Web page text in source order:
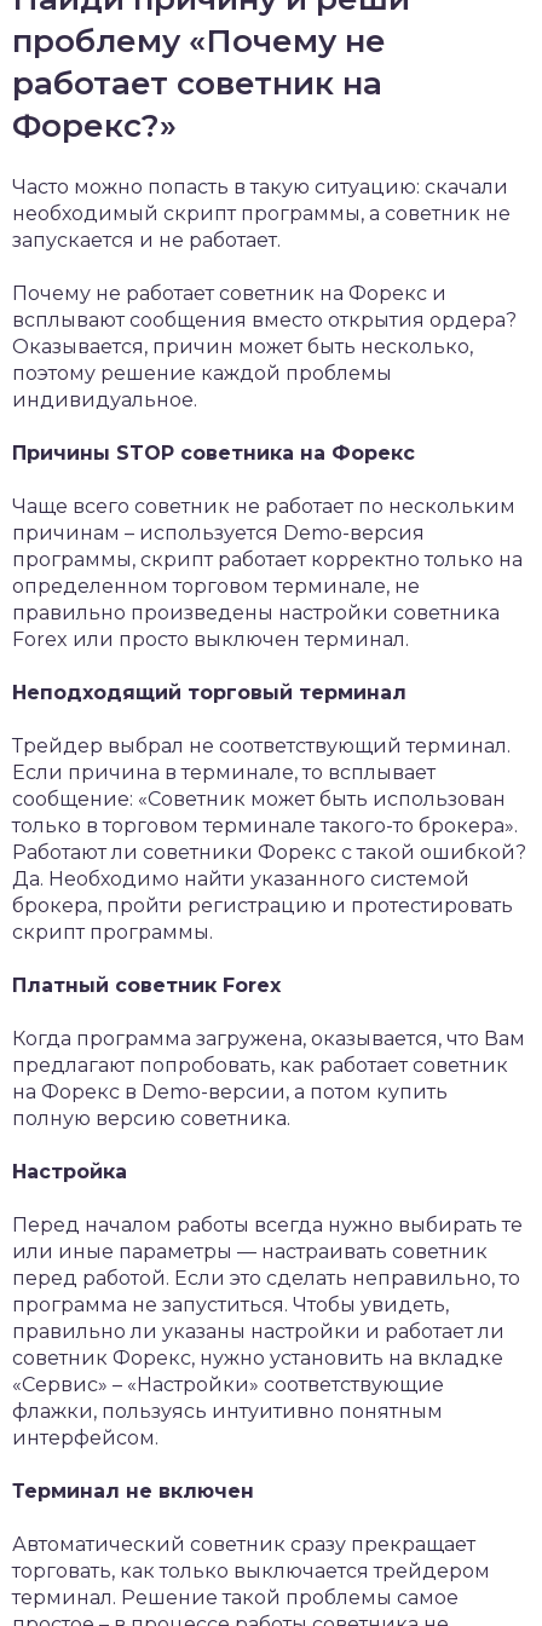
проблему «Почему не
работает советник на
Форекс?»
Часто можно попасть в такую ситуацию: скачали
необходимый скрипт программы, а советник не
запускается и не работает.
Почему не работает советник на Форекс и
всплывают сообщения вместо открытия ордера?
Оказывается, причин может быть несколько,
поэтому решение каждой проблемы
индивидуальное.
Причины STOP советника на Форекс
Чаще всего советник не работает по нескольким
причинам – используется Demo-версия
программы, скрипт работает корректно только на
определенном торговом терминале, не
правильно произведены настройки советника
Forex или просто выключен терминал.
Неподходящий торговый терминал
Трейдер выбрал не соответствующий терминал.
Если причина в терминале, то всплывает
сообщение: «Советник может быть использован
только в торговом терминале такого-то брокера».
Работают ли советники Форекс с такой ошибкой?
Да. Необходимо найти указанного системой
брокера, пройти регистрацию и протестировать
скрипт программы.
Платный советник Forex
Когда программа загружена, оказывается, что Вам
предлагают попробовать, как работает советник
на Форекс в Demo-версии, а потом купить
полную версию советника.
Настройка
Перед началом работы всегда нужно выбирать те
или иные параметры — настраивать советник
перед работой. Если это сделать неправильно, то
программа не запуститься. Чтобы увидеть,
правильно ли указаны настройки и работает ли
советник Форекс, нужно установить на вкладке
«Сервис» – «Настройки» соответствующие
флажки, пользуясь интуитивно понятным
интерфейсом.
Терминал не включен
Автоматический советник сразу прекращает
торговать, как только выключается трейдером
терминал. Решение такой проблемы самое